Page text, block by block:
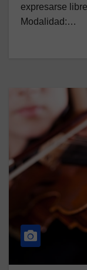
expresarse
Modalidad:…